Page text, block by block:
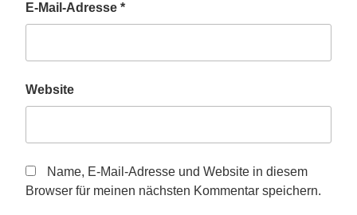
E-Mail-Adresse *
Website
Name, E-Mail-Adresse und Website in diesem
Browser für meinen nächsten Kommentar speichern.